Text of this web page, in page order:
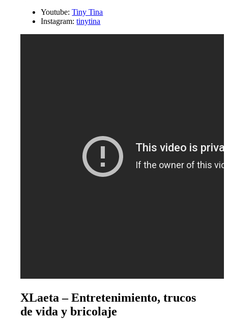
Youtube:Tiny Tina
Instagram:tinytina
XLaeta – Entretenimiento, trucos
de vida y bricolaje